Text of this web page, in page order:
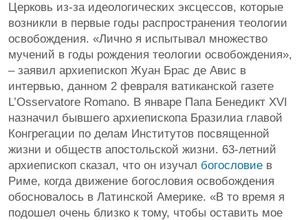
Церковь из-за идеологических эксцессов, которые
возникли в первые годы распространения теологии
освобождения. «Лично я испытывал множество
мучений в годы рождения теологии освобождения»,
– заявил архиепископ Жуан Брас де Авис в
интервью, данном 2 февраля ватиканской газете
L’Osservatore Romano. В январе Папа Бенедикт XVI
назначил бывшего архиепископа Бразилиа главой
Конгрегации по делам Институтов посвященной
жизни и обществ апостольской жизни. 63-летний
архиепископ сказал, что он изучал богословие в
Риме, когда движение богословия освобождения
обосновалось в Латинской Америке. «В то время я
подошел очень близко к тому, чтобы оставить мое